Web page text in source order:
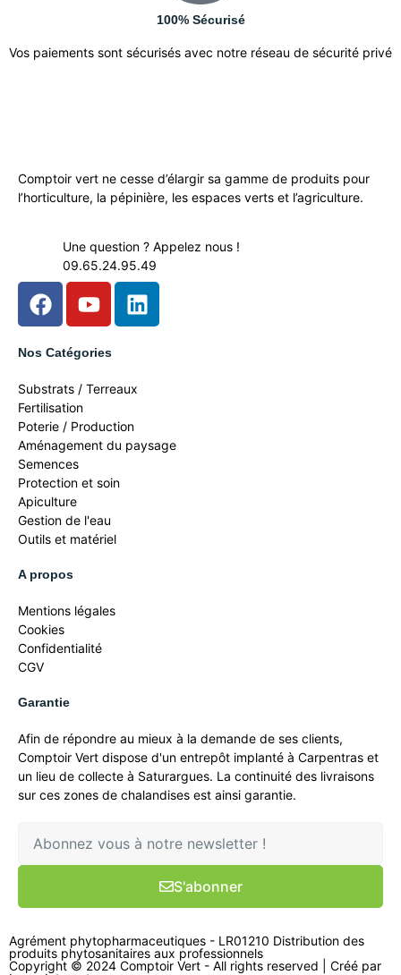
100% Sécurisé
Vos paiements sont sécurisés avec notre réseau de sécurité privé
Comptoir vert ne cesse d’élargir sa gamme de produits pour
l’horticulture, la pépinière, les espaces verts et l’agriculture.
Une question ? Appelez nous !
09.65.24.95.49
Nos Catégories
Substrats / Terreaux
Fertilisation
Poterie / Production
Aménagement du paysage
Semences
Protection et soin
Apiculture
Gestion de l'eau
Outils et matériel
A propos
Mentions légales
Cookies
Confidentialité
CGV
Garantie
Afin de répondre au mieux à la demande de ses clients,
Comptoir Vert dispose d'un entrepôt implanté à Carpentras et
un lieu de collecte à Saturargues. La continuité des livraisons
sur ces zones de chalandises est ainsi garantie.
S'abonner
Agrément phytopharmaceutiques - LR01210 Distribution des
produits phytosanitaires aux professionnels
Copyright © 2024 Comptoir Vert - All rights reserved | Créé par